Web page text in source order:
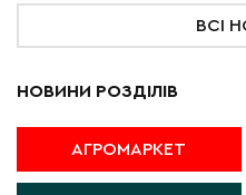
ВСІ
НОВИНИ РОЗДІЛІВ
АГРОМАРКЕТ